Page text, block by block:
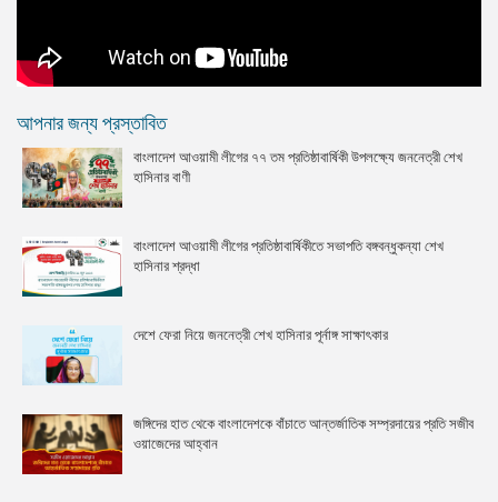
আপনার জন্য প্রস্তাবিত
বাংলাদেশ আওয়ামী লীগের ৭৭ তম প্রতিষ্ঠাবার্ষিকী উপলক্ষ্যে জননেত্রী শেখ
হাসিনার বাণী
বাংলাদেশ আওয়ামী লীগের প্রতিষ্ঠাবার্ষিকীতে সভাপতি বঙ্গবন্ধুকন্যা শেখ
হাসিনার শ্রদ্ধা
দেশে ফেরা নিয়ে জননেত্রী শেখ হাসিনার পূর্নাঙ্গ সাক্ষাৎকার
জঙ্গিদের হাত থেকে বাংলাদেশকে বাঁচাতে আন্তর্জাতিক সম্প্রদায়ের প্রতি সজীব
ওয়াজেদের আহ্বান